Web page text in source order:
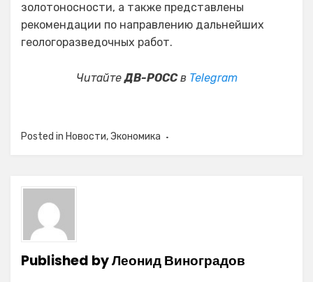
золотоносности, а также представлены
рекомендации по направлению дальнейших
геологоразведочных работ.
ЧитайтеДВ-РОССв Telegram
Posted in Новости,Экономика
Published byЛеонид Виноградов